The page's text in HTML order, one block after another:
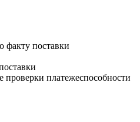
факту поставки
проверки платежеспособности